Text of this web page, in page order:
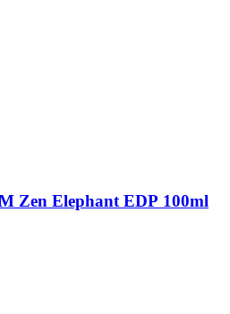
Zen Elephant EDP 100ml